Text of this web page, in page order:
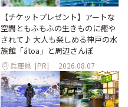
【チケットプレゼント】アートな
空間ともふもふの生きものに癒や
されて♪ 大人も楽しめる神戸の水
族館「átoa」と周辺さんぽ
兵庫県 [PR] 2026.08.07